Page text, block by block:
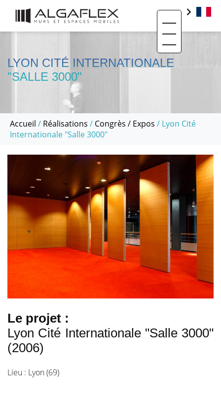
BASE DOCUMENTAIRE
SAV ET RÉEMPLOI
RÉALISATIONS
ACTUALITÉS
Toggle
LYON CITÉ INTERNATIONALE
"SALLE 3000"
Accueil / Réalisations / Congrès / Expos / Lyon Cité
Internationale "Salle 3000"
Le projet :
Lyon Cité Internationale "Salle 3000"
(2006)
Lieu : Lyon (69)